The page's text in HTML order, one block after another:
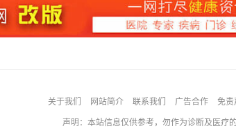
关于我们 网站简介 联系我们 广告合作 免责
声明：本站信息仅供参考，勿作为诊断及医疗